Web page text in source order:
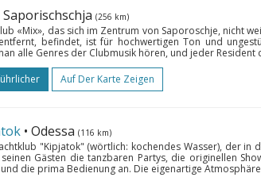
Saporischschja (256 km)
«Mix», das sich im Zentrum von Saporoschje, nicht
befindet, ist für hochwertigen Ton und
alle Genres der Clubmusik hören, und jeder Resident
Auf Der Karte Zeigen
• Odessa (116 km)
"Kipjatok" (wörtlich: kochendes Wasser), der in
Gästen die tanzbaren Partys, die originellen
und die prima Bedienung an. Die eigenartige